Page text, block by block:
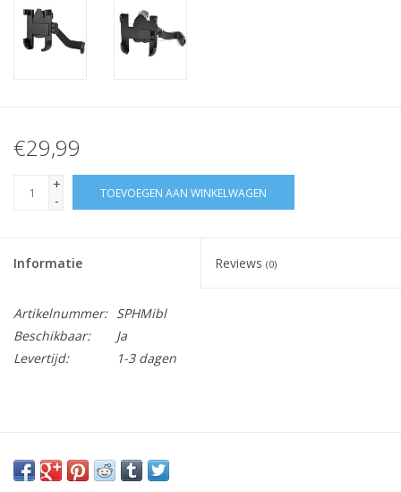
€29,99
+
-
TOEVOEGEN AAN WINKELWAGEN
Informatie Reviews (0)
Artikelnummer: SPHMibl
Beschikbaar:
Ja
Levertijd:
1-3 dagen